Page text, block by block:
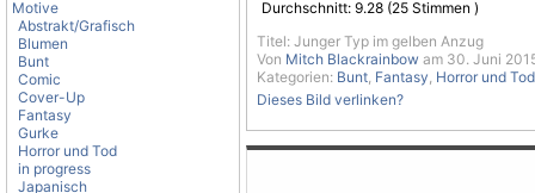
Motive
Abstrakt/Grafisch
Blumen
Bunt
Comic
Cover-Up
Fantasy
Gurke
Horror und Tod
in progress
Japanisch
Durchschnitt: 9.28 (25 Stimmen )
Titel: Junger Typ im gelben Anzug
Von Mitch Blackrainbow am 30. Juni
Kategorien: Bunt, Fantasy, Horror und Tod
Dieses Bild verlinken?